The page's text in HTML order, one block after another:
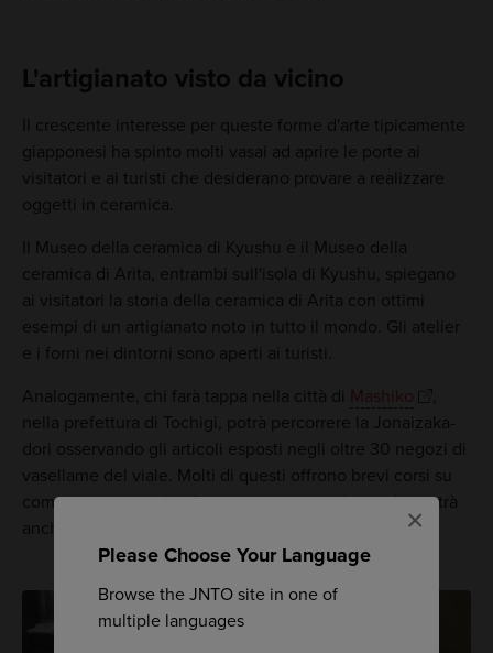
Please Choose Your Language
Browse the JNTO site in one of
multiple languages
×
L'artigianato visto da vicino
Il crescente interesse per queste forme d'arte tipicamente
giapponesi ha spinto molti vasai ad aprire le porte ai
visitatori e ai turisti che desiderano provare a realizzare
oggetti in ceramica.
Il Museo della ceramica di Kyushu e il Museo della
ceramica di Arita, entrambi sull'isola di Kyushu, spiegano
ai visitatori la storia della ceramica di Arita con ottimi
esempi di un artigianato noto in tutto il mondo. Gli atelier
e i forni nei dintorni sono aperti ai turisti.
Analogamente, chi farà tappa nella città di Mashiko
nella prefettura di Tochigi, potrà percorrere la Jonaizaka-
dori osservando gli articoli esposti negli oltre 30 negozi di
vasellame del viale. Molti di questi offrono brevi corsi su
come creare una ciotola, una tazza o un piatto, che potrà
anche essere spedito a casa dopo la cottura in forno.